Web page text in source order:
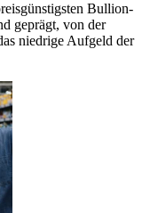
Bullion-
geprägt, von der
niedrige Aufgeld der